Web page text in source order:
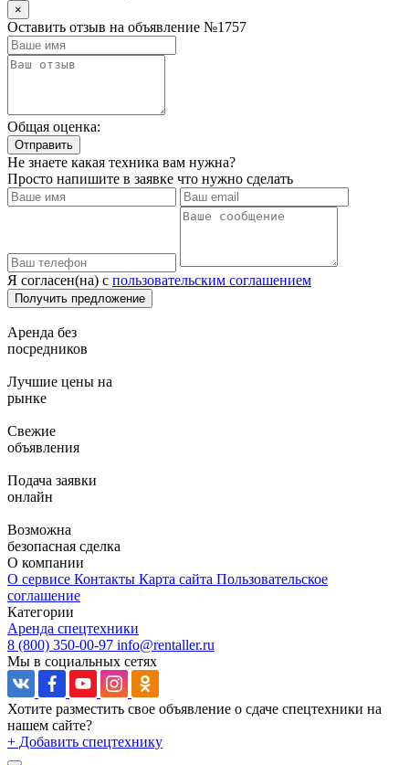
×
Оставить отзыв на объявление №1757
Общая оценка:
Не знаете какая техника вам нужна?
Просто напишите в заявке что нужно сделать
Я согласен(на) с пользовательским соглашением
Аренда без
посредников
Лучшие цены на
рынке
Свежие
объявления
Подача заявки
онлайн
Возможна
безопасная сделка
О компании
О сервисе Контакты Карта сайта Пользовательское
соглашение
Категории
Аренда спецтехники
8 (800) 350-00-97 info@rentaller.ru
Мы в социальных сетях
Хотите разместить свое объявление о сдаче спецтехники на
нашем сайте?
+ Добавить спецтехнику